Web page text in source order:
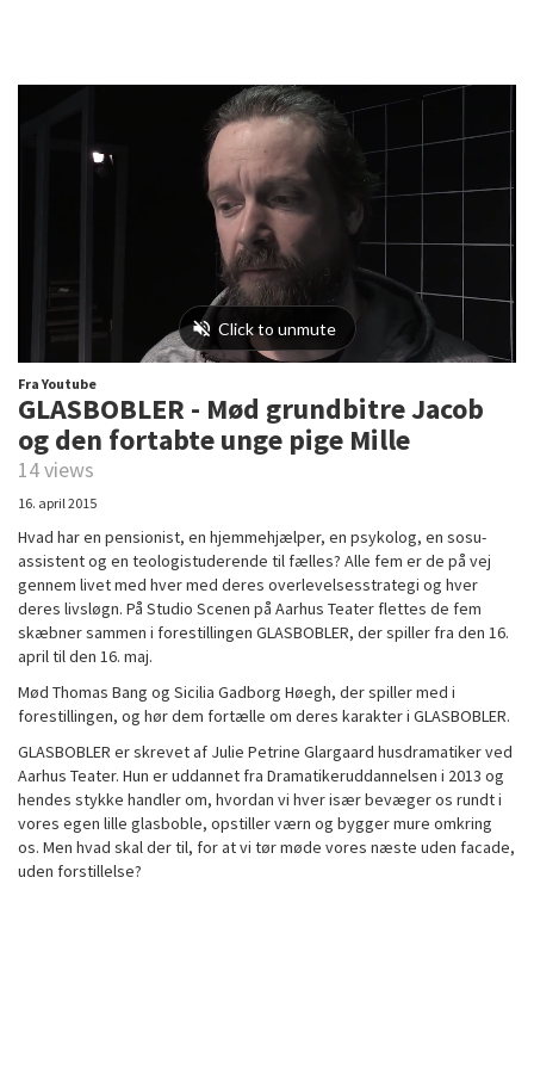
Fra Youtube
GLASBOBLER - Mød grundbitre Jacob
og den fortabte unge pige Mille
14 views
16. april 2015
Hvad har en pensionist, en hjemmehjælper, en psykolog, en sosu-
assistent og en teologistuderende til fælles? Alle fem er de på vej
gennem livet med hver med deres overlevelsesstrategi og hver
deres livsløgn. På Studio Scenen på Aarhus Teater flettes de fem
skæbner sammen i forestillingen GLASBOBLER, der spiller fra den 16.
april til den 16. maj.
Mød Thomas Bang og Sicilia Gadborg Høegh, der spiller med i
forestillingen, og hør dem fortælle om deres karakter i GLASBOBLER.
GLASBOBLER er skrevet af Julie Petrine Glargaard husdramatiker ved
Aarhus Teater. Hun er uddannet fra Dramatikeruddannelsen i 2013 og
hendes stykke handler om, hvordan vi hver især bevæger os rundt i
vores egen lille glasboble, opstiller værn og bygger mure omkring
os. Men hvad skal der til, for at vi tør møde vores næste uden facade,
uden forstillelse?